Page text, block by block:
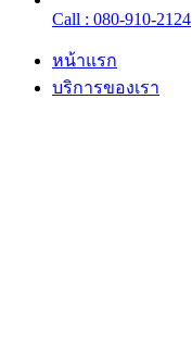
Call : 080-910-2124
หน้าแรก
บริการของเรา